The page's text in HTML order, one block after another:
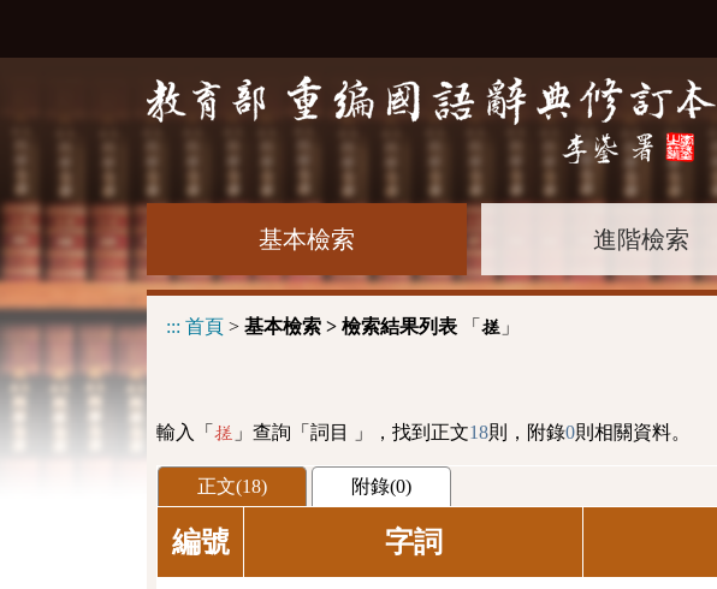
基本檢索 進階檢索
::: 首頁 > 基本檢索 > 檢索結果列表 「 搓 」
輸入「 搓 」查詢「詞目 」，找到正文18則，附錄0則相關資料。
正文(18) 附錄(0)
編號 字詞